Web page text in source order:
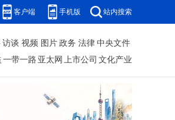
客户端 手机版 站内搜索
访谈 视频 图片 政务 法律 中央文件
一带一路 亚太网 上市公司 文化产业